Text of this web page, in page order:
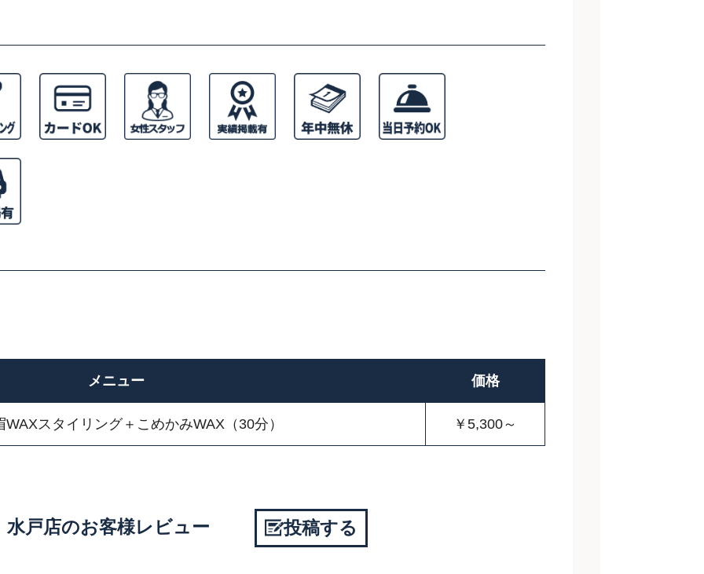
メニュー 価格
WAXスタイリング＋こめかみWAX（30分） ￥5,300～
戸店のお客様レビュー 投稿する